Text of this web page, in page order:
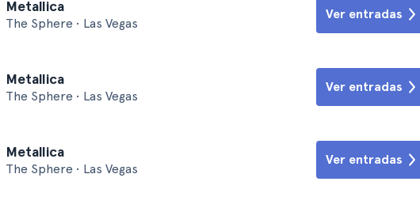
Metallica
The Sphere • Las Vegas
Ver entradas
Metallica
The Sphere • Las Vegas
Ver entradas
Metallica
The Sphere • Las Vegas
Ver entradas